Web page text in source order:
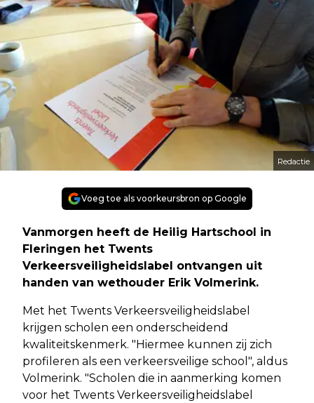
Redactie
Voeg toe als voorkeursbron op Google
Vanmorgen heeft de Heilig Hartschool in
Fleringen het Twents
Verkeersveiligheidslabel ontvangen uit
handen van wethouder Erik Volmerink.
Met het Twents Verkeersveiligheidslabel
krijgen scholen een onderscheidend
kwaliteitskenmerk. "Hiermee kunnen zij zich
profileren als een verkeersveilige school", aldus
Volmerink. "Scholen die in aanmerking komen
voor het Twents Verkeersveiligheidslabel